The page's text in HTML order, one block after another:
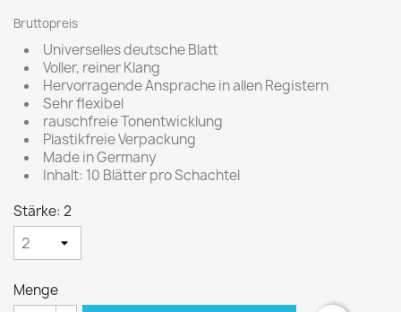
Bruttopreis
Universelles deutsche Blatt
Voller, reiner Klang
Hervorragende Ansprache in allen Registern
Sehr flexibel
rauschfreie Tonentwicklung
Plastikfreie Verpackung
Made in Germany
Inhalt: 10 Blätter pro Schachtel
Stärke: 2
Menge